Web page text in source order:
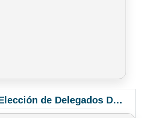
Convocatoria Elección de Delegados Docentes para el XIV Congreso Nacional de Universidades